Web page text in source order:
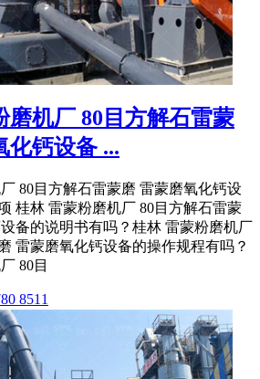
磨机厂 80目方解石雷蒙
化钙设备 ...
80目方解石雷蒙磨 雷蒙磨氧化钙设
桂林 雷蒙粉磨机厂 80目方解石雷蒙
备的说明书有吗？桂林 雷蒙粉磨机厂
雷蒙磨氧化钙设备的操作规程有吗？
80目
8511